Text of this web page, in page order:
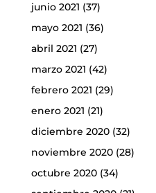
junio 2021 (37)
mayo 2021 (36)
abril 2021 (27)
marzo 2021 (42)
febrero 2021 (29)
enero 2021 (21)
diciembre 2020(32)
noviembre 2020(28)
octubre 2020(34)